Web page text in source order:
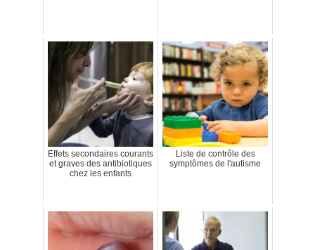
Effets secondaires courants
et graves des antibiotiques
chez les enfants
Liste de contrôle des
symptômes de l'autisme